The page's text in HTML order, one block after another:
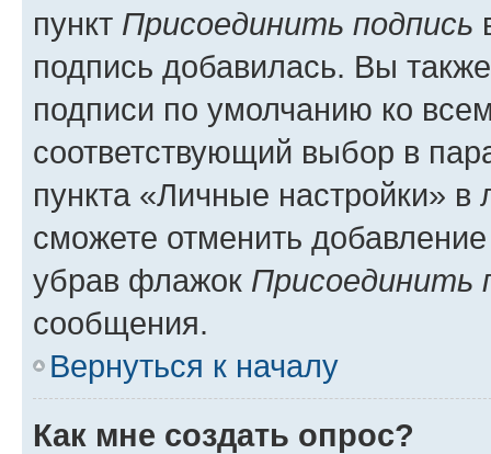
пункт Присоединить подпись
подпись добавилась. Вы
подписи по умолчанию ко
соответствующий выбор в
пункта «Личные настройки»
сможете отменить
убрав флажок Присоединить
сообщения.
Вернуться к началу
Как мне создать опрос?